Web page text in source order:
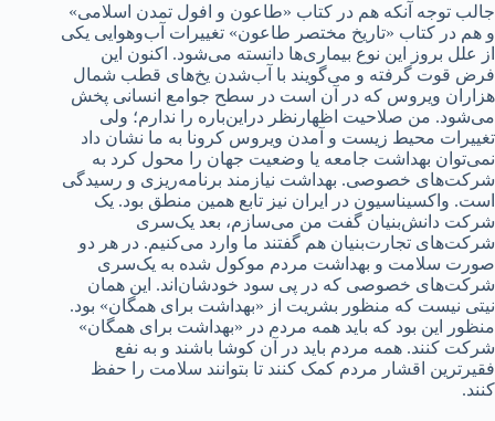
جالب توجه آنکه هم در کتاب «طاعون و افول تمدن اسلامی»
و هم در کتاب «تاریخ مختصر طاعون» تغییرات آب‌وهوایی یکی
از علل بروز این نوع بیماری‌ها دانسته می‌شود. اکنون این
فرض قوت گرفته و می‌گویند با آب‌شدن یخ‌های قطب شمال
هزاران ویروس که در آن است در سطح جوامع انسانی پخش
می‌شود. من صلاحیت اظهارنظر در‌این‌باره را ندارم؛ ولی
تغییرات محیط زیست و آمدن ویروس کرونا به ما نشان داد
نمی‌توان بهداشت جامعه یا وضعیت جهان را محول کرد به
شرکت‌های خصوصی. بهداشت نیازمند برنامه‌ریزی و رسیدگی
است. واکسیناسیون در ایران نیز تابع همین منطق بود. یک
شرکت دانش‌بنیان گفت من می‌سازم، بعد یک‌سری
شرکت‌های تجارت‌بنیان هم گفتند ما وارد می‌کنیم. در هر دو
صورت سلامت و بهداشت مردم موکول شده به یک‌سری
شرکت‌های خصوصی که در پی سود خودشان‌اند. این همان
نیتی نیست که منظور بشریت از «بهداشت برای همگان» بود.
منظور این بود که باید همه مردم در «بهداشت برای همگان»
شرکت کنند. همه مردم باید در آن کوشا باشند و به نفع
فقیرترین اقشار مردم کمک کنند تا بتوانند سلامت را حفظ
کنند.